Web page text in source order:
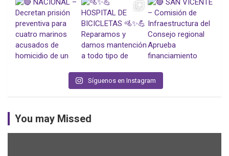
Síguenos en Instagram
You may Missed